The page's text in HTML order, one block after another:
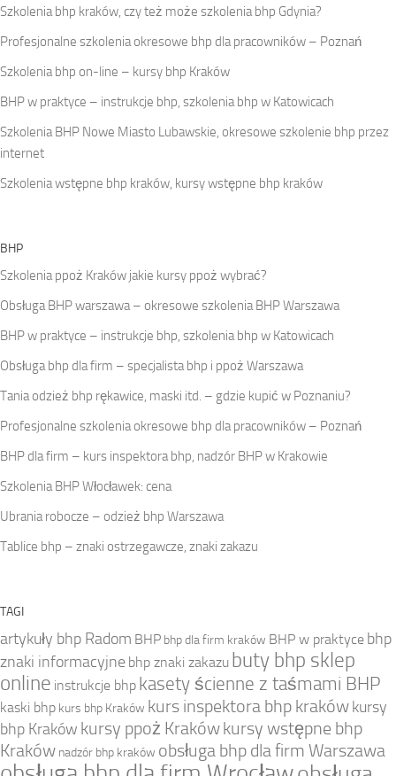
Szkolenia bhp kraków, czy też może szkolenia bhp Gdynia?
Profesjonalne szkolenia okresowe bhp dla pracowników – Poznań
Szkolenia bhp on-line – kursy bhp Kraków
BHP w praktyce – instrukcje bhp, szkolenia bhp w Katowicach
Szkolenia BHP Nowe Miasto Lubawskie, okresowe szkolenie bhp przez
internet
Szkolenia wstępne bhp kraków, kursy wstępne bhp kraków
BHP
Szkolenia ppoż Kraków jakie kursy ppoż wybrać?
Obsługa BHP warszawa – okresowe szkolenia BHP Warszawa
BHP w praktyce – instrukcje bhp, szkolenia bhp w Katowicach
Obsługa bhp dla firm – specjalista bhp i ppoż Warszawa
Tania odzież bhp rękawice, maski itd. – gdzie kupić w Poznaniu?
Profesjonalne szkolenia okresowe bhp dla pracowników – Poznań
BHP dla firm – kurs inspektora bhp, nadzór BHP w Krakowie
Szkolenia BHP Włocławek: cena
Ubrania robocze – odzież bhp Warszawa
Tablice bhp – znaki ostrzegawcze, znaki zakazu
TAGI
artykuły bhp Radom BHP bhp dla firm kraków BHP w praktyce bhp
znaki informacyjne bhp znaki zakazu buty bhp sklep
online instrukcje bhp kasety ścienne z taśmami BHP
kaski bhp kurs bhp Kraków kurs inspektora bhp krakówkursy
bhp Kraków kursy ppoż Krakówkursy wstępne bhp
Kraków nadzór bhp kraków obsługa bhp dla firm Warszawa